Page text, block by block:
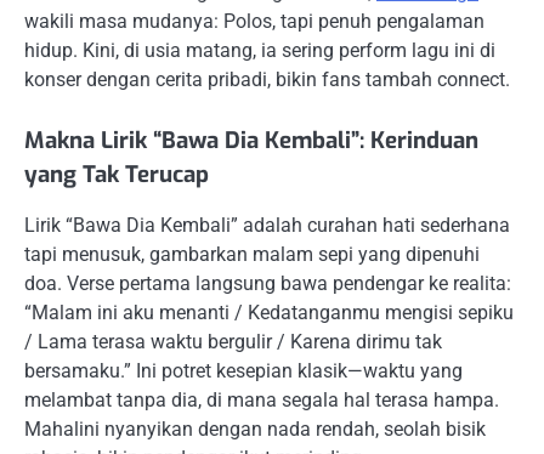
wakili masa mudanya: Polos, tapi penuh pengalaman
hidup. Kini, di usia matang, ia sering perform lagu ini di
konser dengan cerita pribadi, bikin fans tambah connect.
Makna Lirik “Bawa Dia Kembali”: Kerinduan
yang Tak Terucap
Lirik “Bawa Dia Kembali” adalah curahan hati sederhana
tapi menusuk, gambarkan malam sepi yang dipenuhi
doa. Verse pertama langsung bawa pendengar ke realita:
“Malam ini aku menanti / Kedatanganmu mengisi sepiku
/ Lama terasa waktu bergulir / Karena dirimu tak
bersamaku.” Ini potret kesepian klasik—waktu yang
melambat tanpa dia, di mana segala hal terasa hampa.
Mahalini nyanyikan dengan nada rendah, seolah bisik